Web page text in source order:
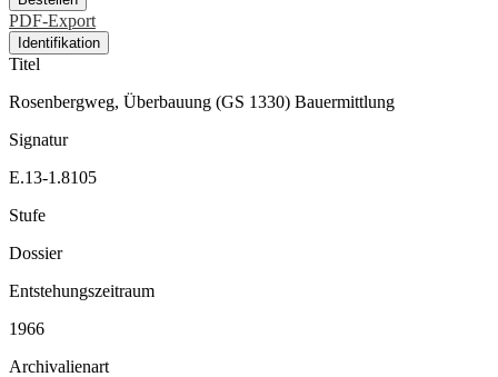
PDF-Export
Identifikation
Titel
Rosenbergweg, Überbauung (GS 1330) Bauermittlung
Signatur
E.13-1.8105
Stufe
Dossier
Entstehungszeitraum
1966
Archivalienart